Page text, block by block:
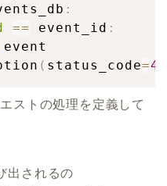
:
== event_id :
event
( status_code=
ストの処理を定義して
出されるの